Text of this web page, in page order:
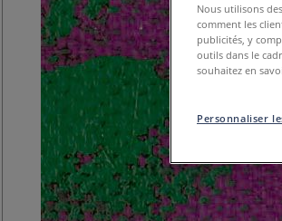
Nous utilisons
comment les
publicités, y
outils dans le
souhaitez en
Personnaliser